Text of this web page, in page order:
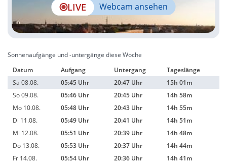
LIVE Webcam ansehen
Sonnenaufgänge und -untergänge diese Woche
Datum
Aufgang Untergang
Tageslänge
Sa 08.08.
05:45 Uhr 20:47 Uhr
15h 01m
So 09.08.
05:46 Uhr 20:45 Uhr
14h 58m
Mo 10.08.
05:48 Uhr 20:43 Uhr
14h 55m
Di 11.08.
05:49 Uhr 20:41 Uhr
14h 51m
Mi 12.08.
05:51 Uhr 20:39 Uhr
14h 48m
Do 13.08.
05:53 Uhr 20:37 Uhr
14h 44m
Fr 14.08.
05:54 Uhr 20:36 Uhr
14h 41m